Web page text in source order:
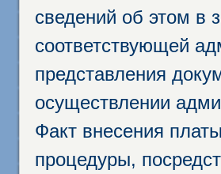
сведений об этом в
соответствующей
представления
осуществлении
Факт внесения
процедуры,